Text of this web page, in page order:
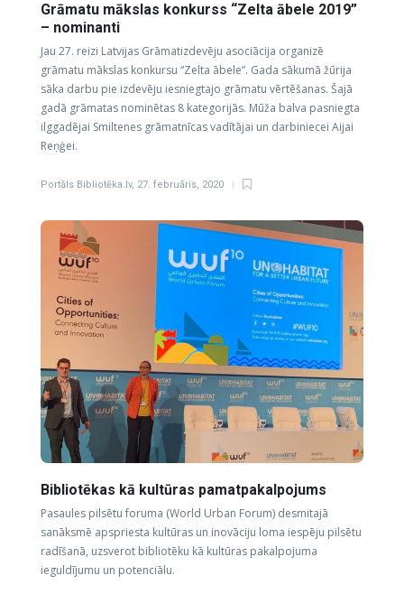
Grāmatu mākslas konkurss “Zelta ābele 2019”
– nominanti
Jau 27. reizi Latvijas Grāmatizdevēju asociācija organizē
grāmatu mākslas konkursu “Zelta ābele”. Gada sākumā žūrija
sāka darbu pie izdevēju iesniegtajo grāmatu vērtēšanas. Šajā
gadā grāmatas nominētas 8 kategorijās. Mūža balva pasniegta
ilggadējai Smiltenes grāmatnīcas vadītājai un darbiniecei Aijai
Reņģei.
Portāls Bibliotēka.lv, 27. februāris, 2020
Bibliotēkas kā kultūras pamatpakalpojums
Pasaules pilsētu foruma (World Urban Forum) desmitajā
sanāksmē apspriesta kultūras un inovāciju loma iespēju pilsētu
radīšanā, uzsverot bibliotēku kā kultūras pakalpojuma
ieguldījumu un potenciālu.